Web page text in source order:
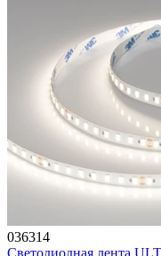
036314
Светодиодная лента